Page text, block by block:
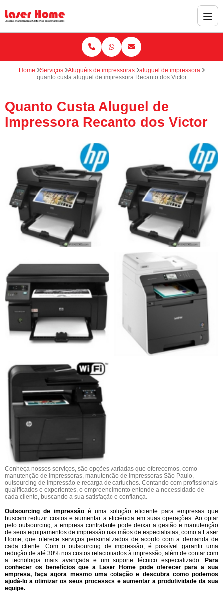
Home Serviços Aluguéis de impressoras
aluguel de impressora
quanto custa aluguel de impressora Recanto dos Victor
Quanto Custa Aluguel de
Impressora Recanto dos Victor
Conheça nossos serviços, são opções variadas que oferecemos, como
manutenção de impressoras, manutenção de impressoras São Paulo,
outsourcing de impressão e recarga de cartuchos. Contando com profissionais
qualificados e experientes, o empreendimento entende a necessidade de
cada cliente, buscando a sua satisfação e confiança.
Outsourcing de impressão é uma solução eficiente para empresas que
buscam reduzir custos e aumentar a eficiência em suas operações. Ao optar
pelo outsourcing, a empresa contratante pode deixar a gestão e manutenção
de seus equipamentos de impressão nas mãos de especialistas, como a Laser
Home, que oferece serviços personalizados de acordo com a demanda de
cada cliente. Com o outsourcing de impressão, é possível garantir uma
redução de até 30% nos custos relacionados à impressão, além de contar com
a tecnologia mais avançada e um suporte técnico especializado. Para
conhecer os benefícios que a Laser Home pode oferecer para a sua
empresa, faça agora mesmo uma cotação e descubra como podemos
ajudá-lo a otimizar os seus processos e aumentar a produtividade da sua
equipe.